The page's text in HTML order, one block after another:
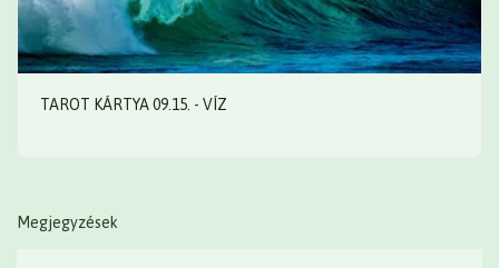
TAROT KÁRTYA 09.15. - VÍZ
Megjegyzések